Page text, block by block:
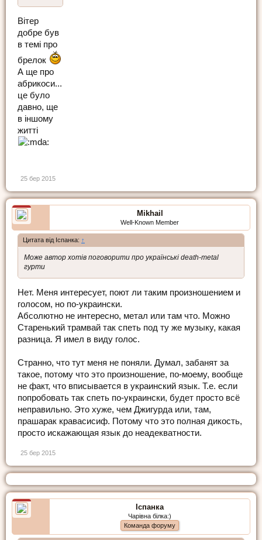
Вітер
добре був
в темі про
брелок
А ще про
абрикоси...
це було
давно, ще
в іншому
житті
25 бер 2015
Mikhail
Well-Known Member
Цитата від Іспанка: ↑
Може автор хотів поговорити про українські death-metal
гурти
Нет. Меня интересует, поют ли таким произношением и
голосом, но по-украински.
Абсолютно не интересно, метал или там что. Можно
Старенький трамвай так спеть под ту же музыку, какая
разница. Я имел в виду голос.
Странно, что тут меня не поняли. Думал, забанят за
такое, потому что это произношение, по-моему, вообще
не факт, что вписывается в украинский язык. Т.е. если
попробовать так спеть по-украински, будет просто всё
неправильно. Это хуже, чем Джигурда или, там,
прашарак кравасисиф. Потому что это полная дикость,
просто искажающая язык до неадекватности.
25 бер 2015
Іспанка
Чарівна білка:)
Команда форуму